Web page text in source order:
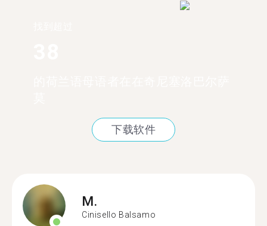
下载软件
M.
Cinisello Balsamo